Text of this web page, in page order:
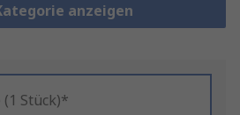
anzeigen
Stück)*